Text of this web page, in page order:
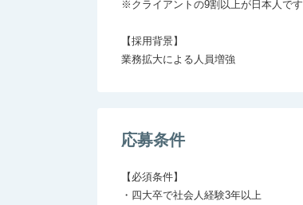
※クライアントの9割以上が日本人です
【採用背景】
応募条件
【必須条件】
・四大卒で社会人経験3年以上